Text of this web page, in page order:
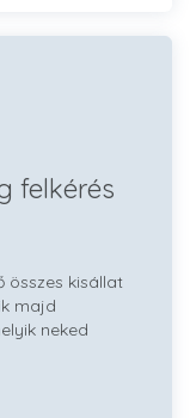
felkérés
összes kisállat
majd
neked